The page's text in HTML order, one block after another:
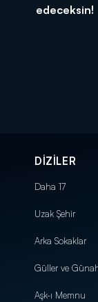
edeceksin!
DİZİLER
Daha 17
Uzak Şehir
Arka Sokaklar
Güller ve
Aşk-ı Memnu